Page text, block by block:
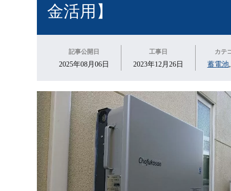
金活用】
記事公開日
2025年08月06日
工事日
2023年12月26日
カテ
蓄電池,